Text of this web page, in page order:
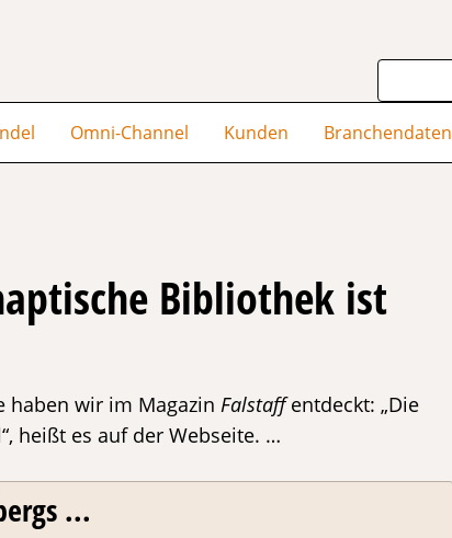
Omni-Channel Kunden Branchendaten
Bibliothek ist
haben wir im Magazin Falstaffentdeckt: „Die
“, heißt es auf der Webseite. …
...